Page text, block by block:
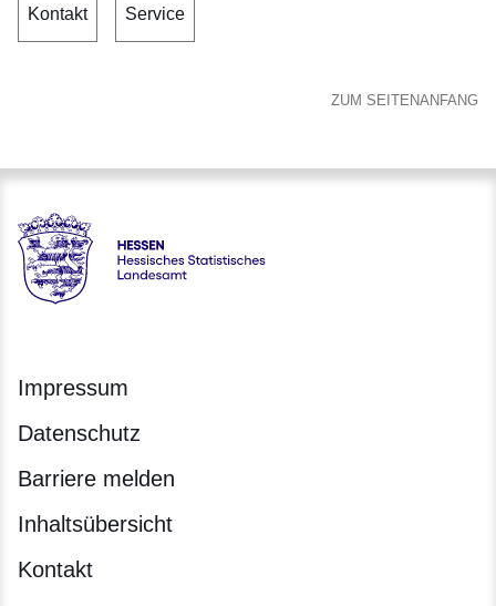
Kontakt Service
ZUM SEITENANFANG
Hessen - Hessisches Statistisches Landesamt
Impressum
Datenschutz
Barriere melden
Inhaltsübersicht
Kontakt